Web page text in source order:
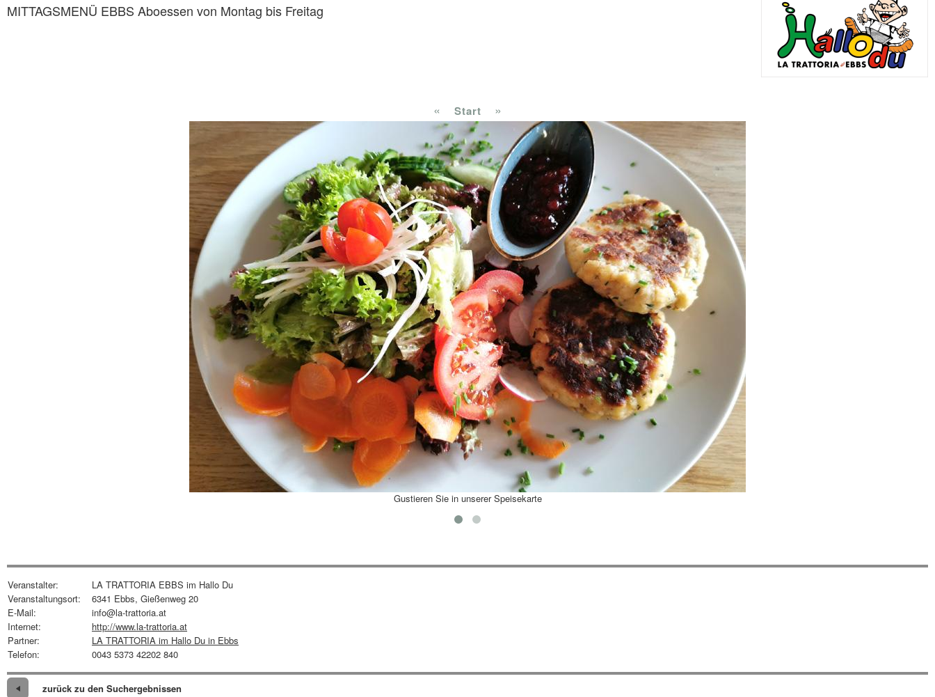
MITTAGSMENÜ EBBS Aboessen von Montag bis Freitag
« Start »
Gustieren Sie in unserer Speisekarte
Veranstalter:
LA TRATTORIA EBBS im Hallo Du
Veranstaltungsort:
6341 Ebbs, Gießenweg 20
E-Mail:
info@la-trattoria.at
Internet:
http://www.la-trattoria.at
Partner:
LA TRATTORIA im Hallo Du in Ebbs
Telefon:
0043 5373 42202 840
zurück zu den Suchergebnissen